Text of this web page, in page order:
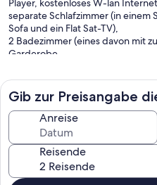
Player, kostenloses W-lan
separate Schlafzimmer (in einem
Sofa und ein Flat Sat-TV),
2 Badezimmer (eines davon mit
Garderobe.
einem Weber Gas Grill
Gib zur Preisangabe
Anreise
Reisende